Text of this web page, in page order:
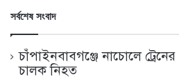
সর্বশেষ সংবাদ
চাঁপাইনবাবগঞ্জে নাচোলে
চালক নিহত